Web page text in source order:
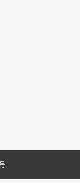
.